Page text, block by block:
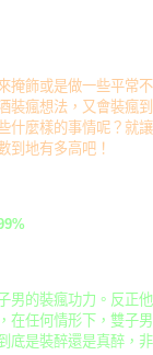
掩飾或是做一些平常
裝瘋想法，又會裝瘋
什麼樣的事情呢？就
到地有多高吧！
男的裝瘋功力。反正
在任何情形下，雙子
底是裝醉還是真醉，